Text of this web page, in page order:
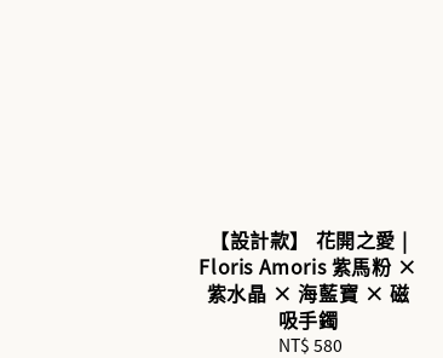
【設計款】 花開之愛 |
Floris Amoris 紫馬粉 ×
紫水晶 × 海藍寶 × 磁
吸手鐲
Regular
NT$ 580